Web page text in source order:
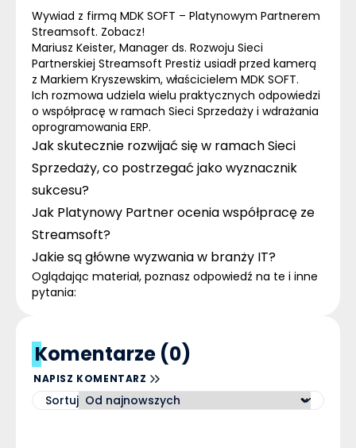
Wywiad z firmą MDK SOFT – Platynowym Partnerem
Streamsoft. Zobacz!
Mariusz Keister, Manager ds. Rozwoju Sieci
Partnerskiej Streamsoft Prestiż usiadł przed kamerą
z Markiem Kryszewskim, właścicielem MDK SOFT.
Ich rozmowa udziela wielu praktycznych odpowiedzi
o współpracę w ramach Sieci Sprzedaży i wdrażania
oprogramowania ERP.
Jak skutecznie rozwijać się w ramach Sieci
Sprzedaży, co postrzegać jako wyznacznik
sukcesu?
Jak Platynowy Partner ocenia współpracę ze
Streamsoft?
Jakie są główne wyzwania w branży IT?
Oglądając materiał, poznasz odpowiedź na te i inne
pytania:
Komentarze (0)
NAPISZ KOMENTARZ
Sortuj